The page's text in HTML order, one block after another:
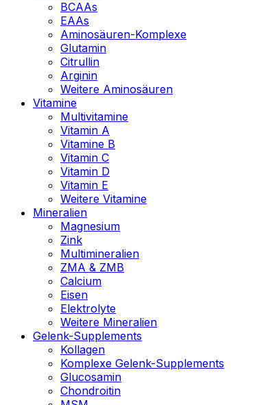
BCAAs
EAAs
Aminosäuren-Komplexe
Glutamin
Citrullin
Arginin
Weitere Aminosäuren
Vitamine
Multivitamine
Vitamin A
Vitamine B
Vitamin C
Vitamin D
Vitamin E
Weitere Vitamine
Mineralien
Magnesium
Zink
Multimineralien
ZMA & ZMB
Calcium
Eisen
Elektrolyte
Weitere Mineralien
Gelenk-Supplements
Kollagen
Komplexe Gelenk-Supplements
Glucosamin
Chondroitin